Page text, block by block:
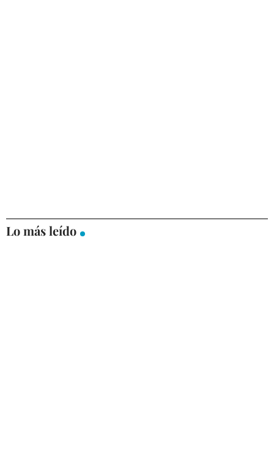
Lo más leído